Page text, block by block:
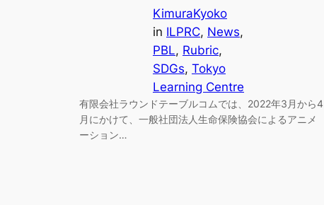
KimuraKyoko
in ILPRC, News
PBL, Rubric
SDGs, Tokyo
Learning Centre
有限会社ラウンドテーブルコムでは、2022年3月から4
月にかけて、一般社団法人生命保険協会によるアニメ
ーション…